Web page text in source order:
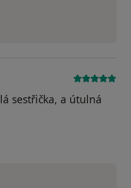
sestřička, a útulná
Váš účet byl odstraněn